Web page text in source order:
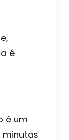
é
é um